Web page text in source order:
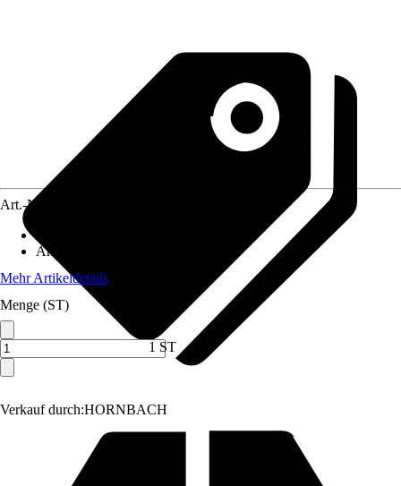
Verkauf durch:HORNBACH
Art.-Nr.
Anschluss
Mehr Artikeldetails
Menge (ST)
1 ST